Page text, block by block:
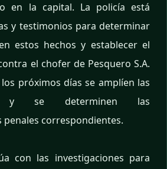
en la capital. La policía está
y testimonios para determinar
estos hechos y establecer el
el chofer de Pesquero S.A.
próximos días se amplíen las
y se determinen las
penales correspondientes.
con las investigaciones para